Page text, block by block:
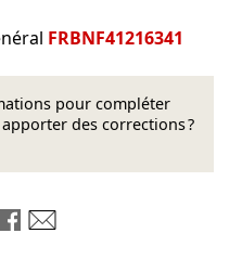
FRBNF41216341
pour compléter
des corrections ?
sur LinkedIn
sur Mastodon
Partager sur Bluesky
Partager sur Facebook